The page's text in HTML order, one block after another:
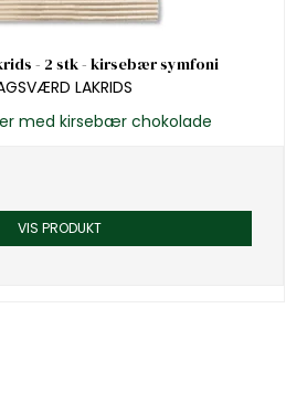
- 2 stk - kirsebær symfoni
LAKRIDS
med kirsebær chokolade
VIS PRODUKT